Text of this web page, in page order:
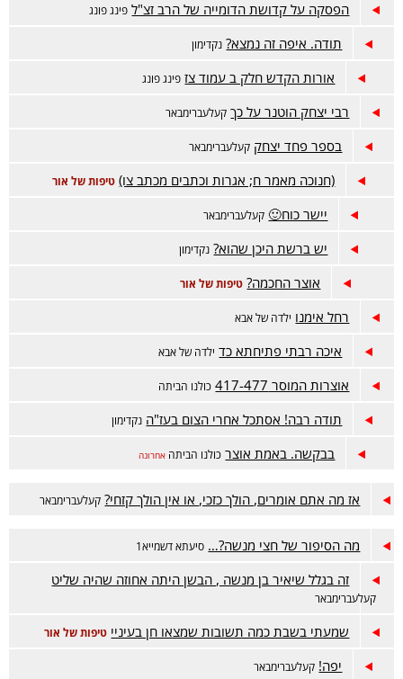
הפסקה על קדושת הדומייה של הרב זצ"ל פינג פונג
תודה. איפה זה נמצא? נקדימון
אורות הקדש חלק ב עמוד צז פינג פונג
רבי יצחק הוטנר על כך קעלעברימבאר
בספר פחד יצחק קעלעברימבאר
(חנוכה מאמר ח; אגרות וכתבים מכתב צו) טיפות של אור
יישר כוח🙂 קעלעברימבאר
יש ברשת היכן שהוא? נקדימון
אוצר החכמה? טיפות של אור
רחל אימנו ילדה של אבא
איכה רבתי פתיחתא כד ילדה של אבא
אוצרות המוסר 417-477 כולנו הביתה
תודה רבה! אסתכל אחרי הצום בעז"ה נקדימון
בבקשה. באמת אוצר כולנו הביתה אחרונה
אז מה אתם אומרים, הולך כזכי, או אין הולך קזחי? קעלעברימבאר
מה הסיפור של חצי מנשה?… סיעתא דשמייא1
זה בגלל שיאיר בן מנשה , הבשן היתה אחוזה שהיה שליט
קעלעברימבאר
שמעתי בשבת כמה תשובות שמצאו חן בעיניי טיפות של אור
יפה! קעלעברימבאר